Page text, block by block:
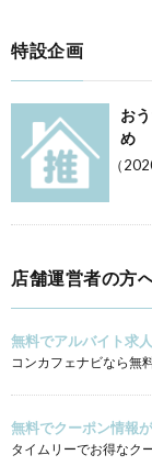
特設企画
お
め
（
店舗運営者の方
無料でアルバイト求
コンカフェナビなら無
無料でクーポン情報
タイムリーでお得なク